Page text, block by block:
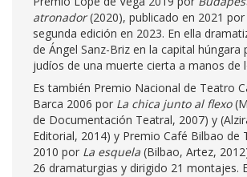
atronador(2020), publicado en 2021
segunda edición en 2023. En ella
de Ángel Sanz-Briz en la capital húngara
judíos de una muerte cierta a manos de
Es también Premio Nacional de Teatro
Barca 2006 por La chica junto al flexo
de Documentación Teatral, 2007) y
Editorial, 2014) y Premio Café Bilbao de
2010 por La esquela (Bilbao, Artez,
26 dramaturgias y dirigido 21 montajes.